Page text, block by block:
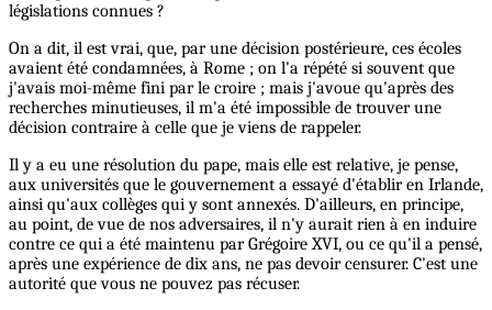
législations connues ?
On a dit, il est vrai, que, par une décision postérieure, ces écoles
avaient été condamnées, à Rome ; on l'a répété si souvent que
j'avais moi-même fini par le croire ; mais j'avoue qu'après des
recherches minutieuses, il m'a été impossible de trouver une
décision contraire à celle que je viens de rappeler.
Il y a eu une résolution du pape, mais elle est relative, je pense,
aux universités que le gouvernement a essayé d'établir en Irlande,
ainsi qu'aux collèges qui y sont annexés. D'ailleurs, en principe,
au point, de vue de nos adversaires, il n'y aurait rien à en induire
contre ce qui a été maintenu par Grégoire XVI, ou ce qu'il a pensé,
après une expérience de dix ans, ne pas devoir censurer. C'est une
autorité que vous ne pouvez pas récuser.